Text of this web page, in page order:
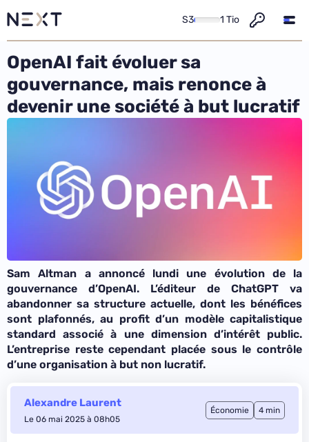
S3 1 Tio
OpenAI fait évoluer sa
gouvernance, mais renonce à
devenir une société à but lucratif
Sam Altman a annoncé lundi une évolution de la
gouvernance d’OpenAI. L’éditeur de ChatGPT va
abandonner sa structure actuelle, dont les bénéfices
sont plafonnés, au profit d’un modèle capitalistique
standard associé à une dimension d’intérêt public.
L’entreprise reste cependant placée sous le contrôle
d’une organisation à but non lucratif.
Alexandre Laurent
Le 06 mai 2025 à 08h05
Économie 4 min